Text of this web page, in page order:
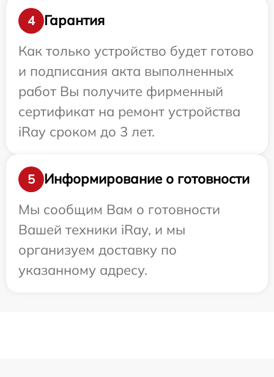
4
Гарантия
Как только устройство будет готово
и подписания акта выполненных
работ Вы получите фирменный
сертификат на ремонт устройства
iRay сроком до 3 лет.
5
Информирование о готовности
Мы сообщим Вам о готовности
Вашей техники iRay, и мы
организуем доставку по
указанному адресу.